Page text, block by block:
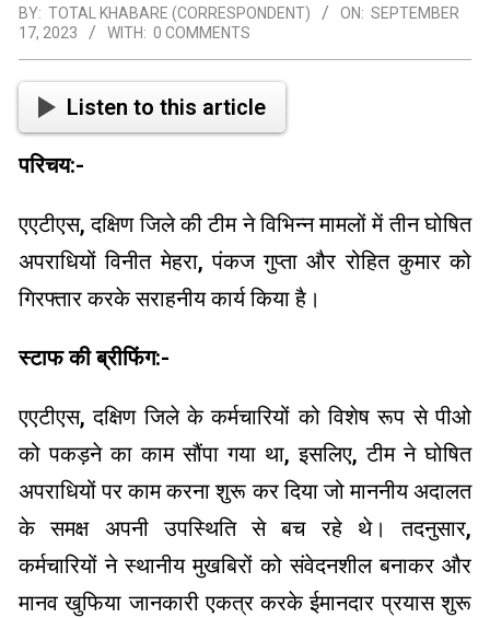
BY: TOTAL KHABARE (CORRESPONDENT) ON: SEPTEMBER
17, 2023
WITH: 0 COMMENTS
Listen to this article
परिचय:-
एएटीएस, दक्षिण जिले की टीम ने विभिन्न मामलों में तीन घोषित
अपराधियों विनीत मेहरा, पंकज गुप्ता और रोहित कुमार को
गिरफ्तार करके सराहनीय कार्य किया है।
स्टाफ की ब्रीफिंग:-
एएटीएस, दक्षिण जिले के कर्मचारियों को विशेष रूप से पीओ
को पकड़ने का काम सौंपा गया था, इसलिए, टीम ने घोषित
अपराधियों पर काम करना शुरू कर दिया जो माननीय अदालत
के समक्ष अपनी उपस्थिति से बच रहे थे। तदनुसार,
कर्मचारियों ने स्थानीय मुखबिरों को संवेदनशील बनाकर और
मानव खुफिया जानकारी एकत्र करके ईमानदार प्रयास शुरू